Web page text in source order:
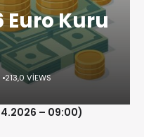
Euro Kuru
213,0 VIEWS
– 09:00)